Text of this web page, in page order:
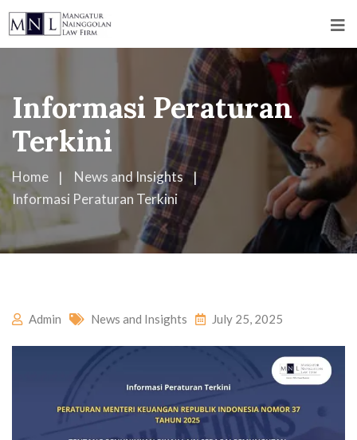
Informasi Peraturan
Terkini
Home
News and Insights
Informasi Peraturan Terkini
Admin News and Insights July 25, 2025